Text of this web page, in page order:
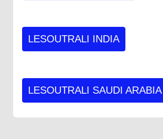
LESOUTRALI INDIA
LESOUTRALI SAUDI ARABIA